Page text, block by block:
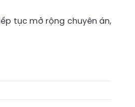
tục mở rộng chuyên án,